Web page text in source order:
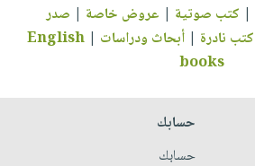
| كتب صوتية | عروض خاصة | صدر
كتب نادرة |أبحاث ودراسات |
English
books
حسابك
حسابك